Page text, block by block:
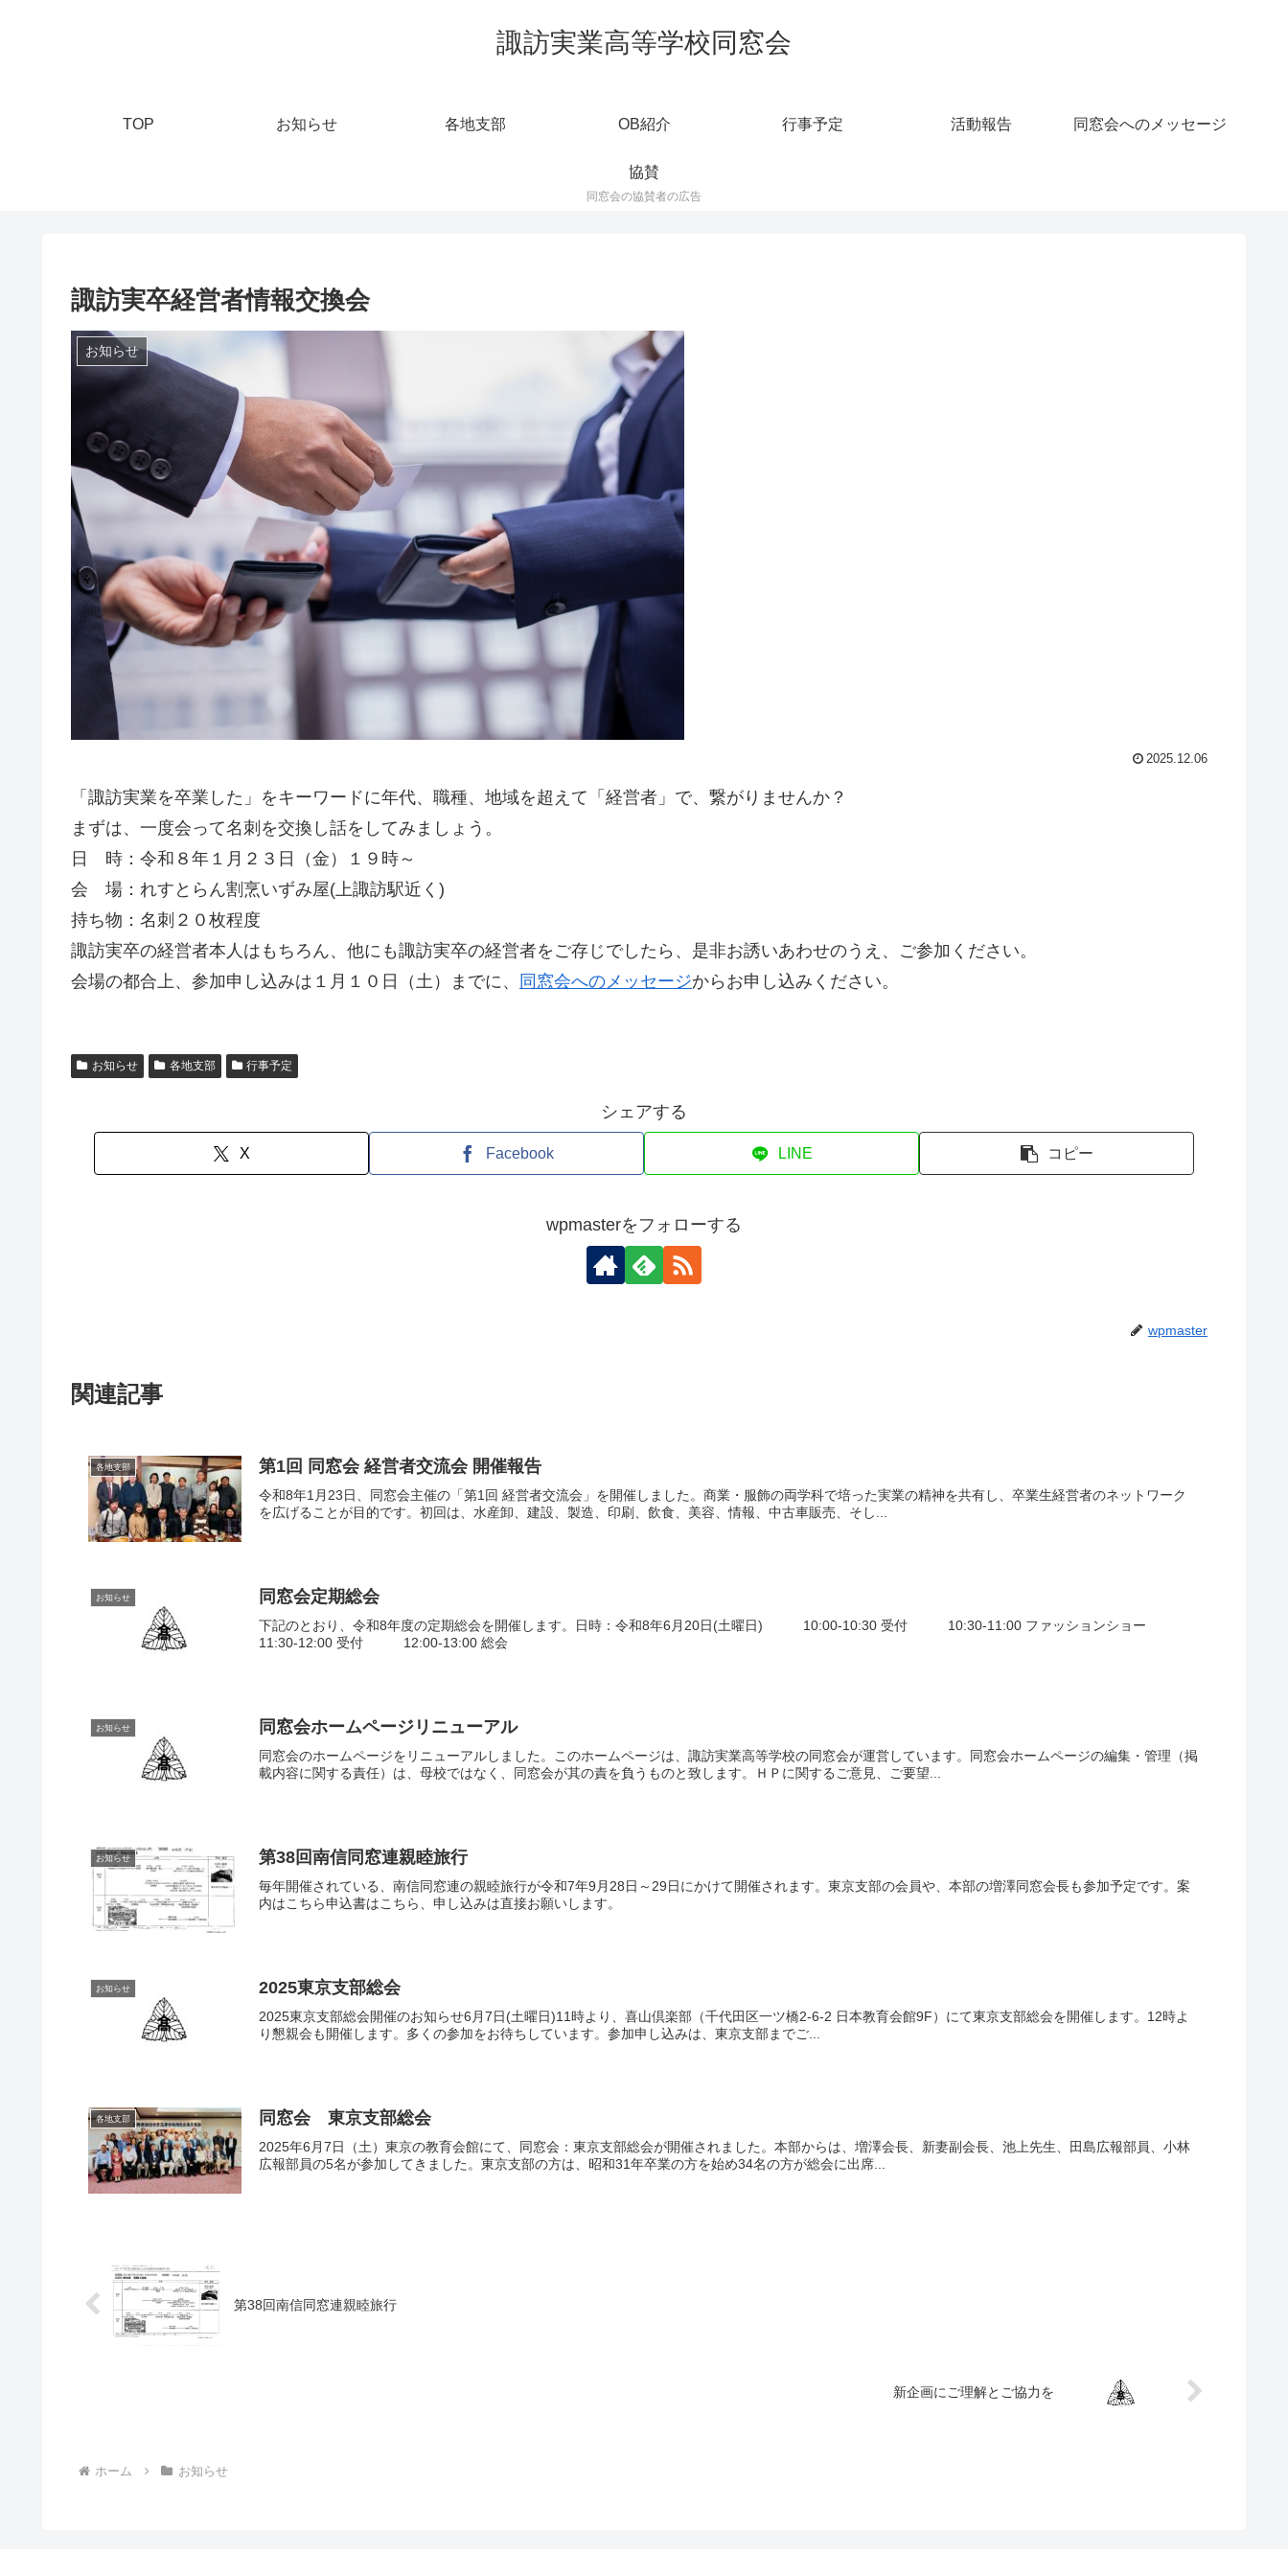
諏訪実業高等学校同窓会
TOP お知らせ 各地支部 OB紹介 行事予定 活動報告 同窓会へのメッセージ
協賛
同窓会の協賛者の広告
諏訪実卒経営者情報交換会
お知らせ
2025.12.06
「諏訪実業を卒業した」をキーワードに年代、職種、地域を超えて「経営者」で、繋がりませんか？
まずは、一度会って名刺を交換し話をしてみましょう。
日 時：令和８年１月２３日（金）１９時～
会 場：れすとらん割烹いずみ屋(上諏訪駅近く)
持ち物：名刺２０枚程度
諏訪実卒の経営者本人はもちろん、他にも諏訪実卒の経営者をご存じでしたら、是非お誘いあわせのうえ、ご参加ください。
会場の都合上、参加申し込みは１月１０日（土）までに、
同窓会へのメッセージからお申し込みください。
お知らせ 各地支部 行事予定
シェアする
X Facebook LINE コピー
wpmasterをフォローする
wpmaster
関連記事
各地支部 ​第1回 同窓会 経営者交流会 開催報告
​令和8年1月23日、同窓会主催の「第1回 経営者交流会」を開催しました。商業・服飾の両学科で培った実業の精神を共有し、卒業生経営者のネットワーク
を広げることが目的です。​初回は、水産卸、建設、製造、印刷、飲食、美容、情報、中古車販売、そし...
お知らせ 同窓会定期総会
下記のとおり、令和8年度の定期総会を開催します。日時：令和8年6月20日(土曜日) 10:00-10:30 受付 10:30-11:00 ファッションショー
11:30-12:00 受付 12:00-13:00 総会
お知らせ 同窓会ホームページリニューアル
同窓会のホームページをリニューアルしました。このホームページは、諏訪実業高等学校の同窓会が運営しています。同窓会ホームページの編集・管理（掲
載内容に関する責任）は、母校ではなく、同窓会が其の責を負うものと致します。ＨＰに関するご意見、ご要望...
お知らせ 第38回南信同窓連親睦旅行
毎年開催されている、南信同窓連の親睦旅行が令和7年9月28日～29日にかけて開催されます。東京支部の会員や、本部の増澤同窓会長も参加予定です。案
内はこちら申込書はこちら、申し込みは直接お願いします。
お知らせ 2025東京支部総会
2025東京支部総会開催のお知らせ6月7日(土曜日)11時より、喜山倶楽部（千代田区一ツ橋2-6-2 日本教育会館9F）にて東京支部総会を開催します。12時よ
り懇親会も開催します。多くの参加をお待ちしています。参加申し込みは、東京支部までご...
各地支部 同窓会 東京支部総会
2025年6月7日（土）東京の教育会館にて、同窓会：東京支部総会が開催されました。本部からは、増澤会長、新妻副会長、池上先生、田島広報部員、小林
広報部員の5名が参加してきました。東京支部の方は、昭和31年卒業の方を始め34名の方が総会に出席...
第38回南信同窓連親睦旅行
新企画にご理解とご協力を
ホーム お知らせ